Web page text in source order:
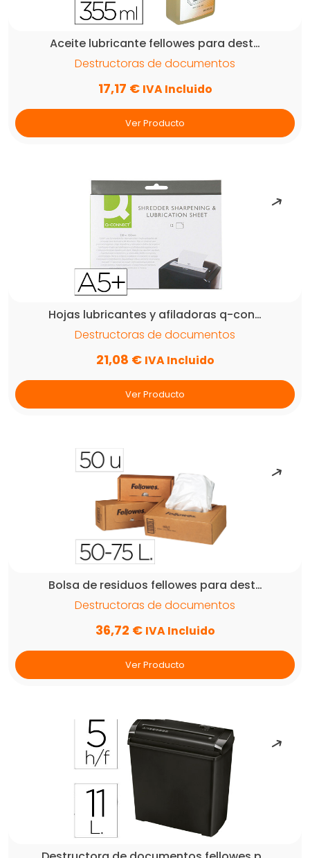
Aceite lubricante fellowes para dest…
Destructoras de documentos
17,17 € IVA Incluido
Ver Producto
Hojas lubricantes y afiladoras q-con…
Destructoras de documentos
21,08 € IVA Incluido
Ver Producto
Bolsa de residuos fellowes para dest…
Destructoras de documentos
36,72 € IVA Incluido
Ver Producto